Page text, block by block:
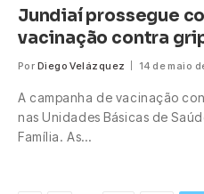
Jundiaí prossegue
vacinação contra
Por Diego Velázquez 14 de maio
A campanha de vacinação
nas Unidades Básicas de
Família. As…